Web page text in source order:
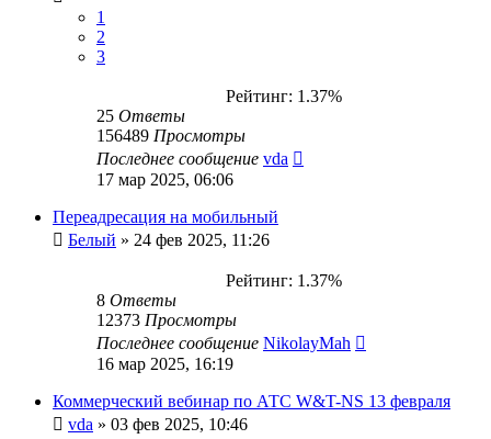
1
2
3
Рейтинг: 1.37%
25 Ответы
156489 Просмотры
Последнее сообщение vda
17 мар 2025, 06:06
Переадресация на мобильный
Белый » 24 фев 2025, 11:26
Рейтинг: 1.37%
8 Ответы
12373 Просмотры
Последнее сообщение NikolayMah
16 мар 2025, 16:19
Коммерческий вебинар по АТС W&T-NS 13 февраля
vda » 03 фев 2025, 10:46